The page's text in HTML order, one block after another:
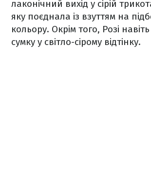
лаконічний вихід у сірій
яку поєднала із взуттям на
кольору. Окрім того, Розі
сумку у світло-сірому відтінку.